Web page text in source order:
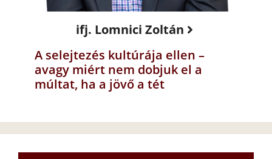
ifj. Lomnici Zoltán
A selejtezés kultúrája ellen –
avagy miért nem dobjuk el a
múltat, ha a jövő a tét